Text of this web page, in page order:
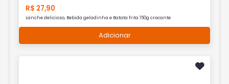
R$ 27,90
Lanche delicioso, Bebida geladinha e Batata frita 150g crocante
Adicionar